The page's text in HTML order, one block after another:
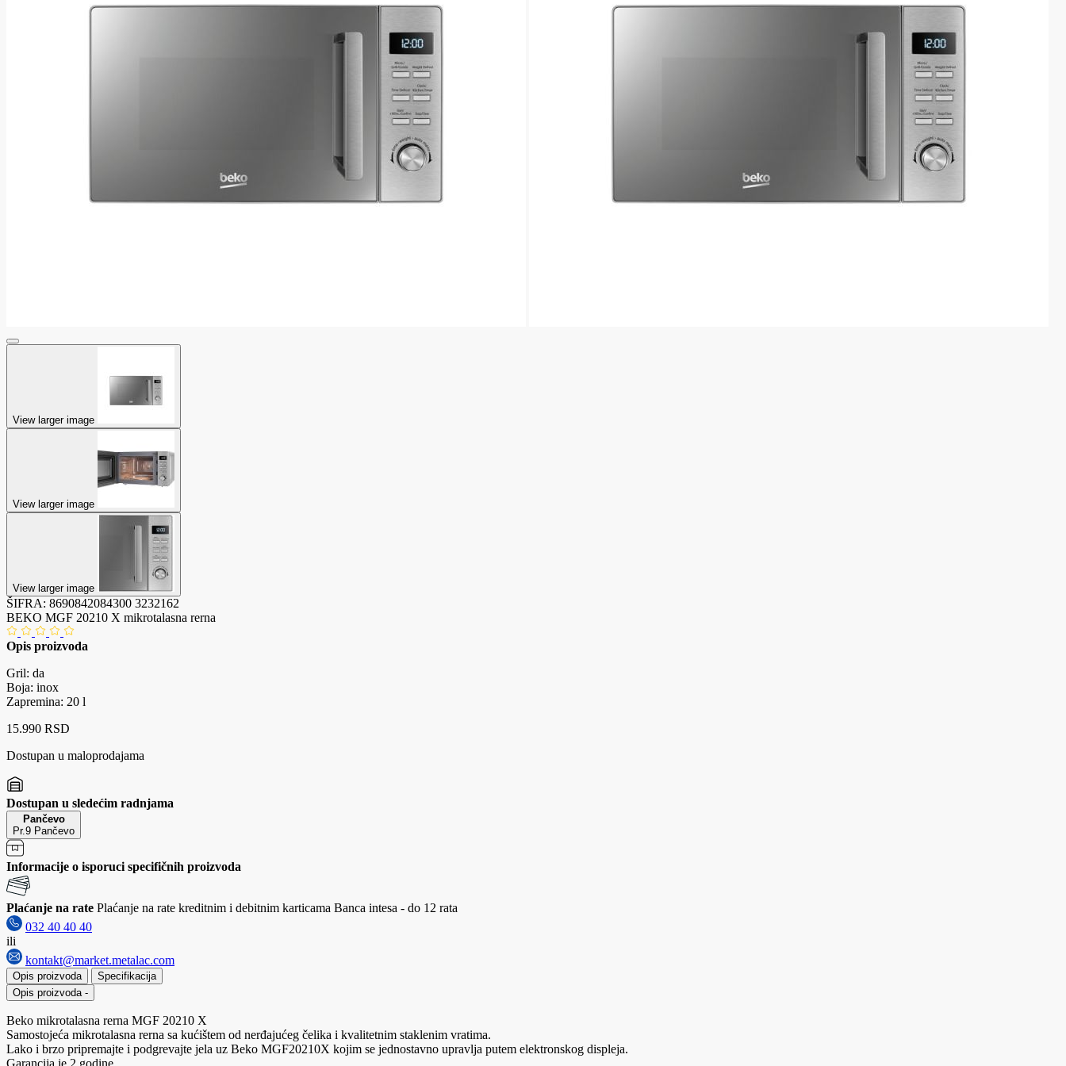
View larger image
View larger image
View larger image
ŠIFRA: 8690842084300 3232162
BEKO MGF 20210 X mikrotalasna rerna
Opis proizvoda
Gril: da
Boja: inox
Zapremina: 20 l
15.990 RSD
Dostupan u maloprodajama
Dostupan u sledećim radnjama
Pančevo
Pr.9 Pančevo
Informacije o isporuci specifičnih proizvoda
Plaćanje na rate Plaćanje na rate kreditnim i debitnim karticama Banca intesa - do 12 rata
032 40 40 40
ili
kontakt@market.metalac.com
Opis proizvoda
Specifikacija
Opis proizvoda -
Beko mikrotalasna rerna MGF 20210 X
Samostojeća mikrotalasna rerna sa kućištem od nerđajućeg čelika i kvalitetnim staklenim vratima.
Lako i brzo pripremajte i podgrevajte jela uz Beko MGF20210X kojim se jednostavno upravlja putem elektronskog displeja.
Garancija je 2 godine.